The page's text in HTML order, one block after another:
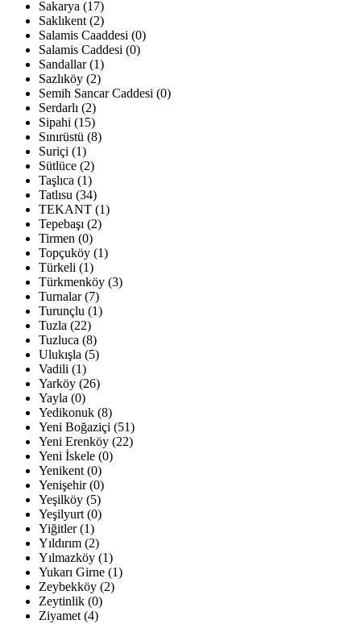
Sakarya (17)
Saklıkent (2)
Salamis Caaddesi (0)
Salamis Caddesi (0)
Sandallar (1)
Sazlıköy (2)
Semih Sancar Caddesi (0)
Serdarlı (2)
Sipahi (15)
Sınırüstü (8)
Suriçi (1)
Sütlüce (2)
Taşlıca (1)
Tatlısu (34)
TEKANT (1)
Tepebaşı (2)
Tirmen (0)
Topçuköy (1)
Türkeli (1)
Türkmenköy (3)
Turnalar (7)
Turunçlu (1)
Tuzla (22)
Tuzluca (8)
Ulukışla (5)
Vadili (1)
Yarköy (26)
Yayla (0)
Yedikonuk (8)
Yeni Boğaziçi (51)
Yeni Erenköy (22)
Yeni İskele (0)
Yenikent (0)
Yenişehir (0)
Yeşilköy (5)
Yeşilyurt (0)
Yiğitler (1)
Yıldırım (2)
Yılmazköy (1)
Yukarı Girne (1)
Zeybekköy (2)
Zeytinlik (0)
Ziyamet (4)